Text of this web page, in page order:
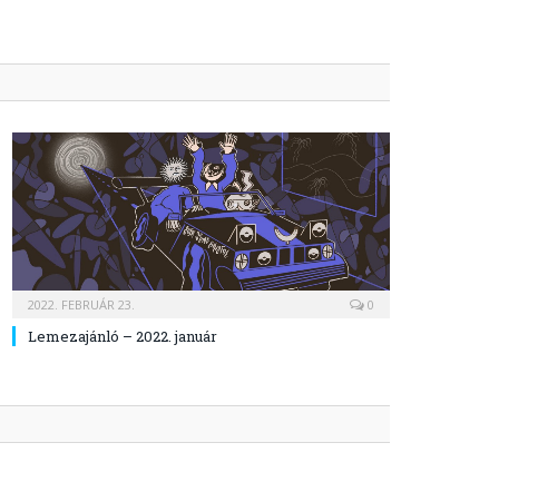
2022. FEBRUÁR 23. 0
Lemezajánló – 2022. január